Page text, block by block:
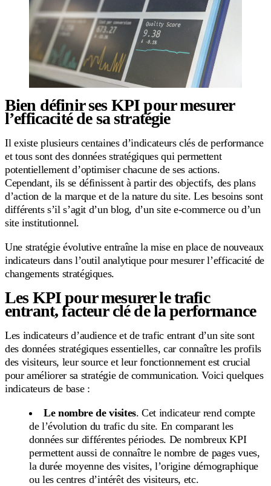
Bien définir ses KPI pour mesurer
l’efficacité de sa stratégie
Il existe plusieurs centaines d’indicateurs clés de performance
et tous sont des données stratégiques qui permettent
potentiellement d’optimiser chacune de ses actions.
Cependant, ils se définissent à partir des objectifs, des plans
d’action de la marque et de la nature du site. Les besoins sont
différents s’il s’agit d’un blog, d’un site e-commerce ou d’un
site institutionnel.
Une stratégie évolutive entraîne la mise en place de nouveaux
indicateurs dans l’outil analytique pour mesurer l’efficacité de
changements stratégiques.
Les KPI pour mesurer le trafic
entrant, facteur clé de la performance
Les indicateurs d’audience et de trafic entrant d’un site sont
des données stratégiques essentielles, car connaître les profils
des visiteurs, leur source et leur fonctionnement est crucial
pour améliorer sa stratégie de communication. Voici quelques
indicateurs de base :
Le nombre de visites. Cet indicateur rend compte
de l’évolution du trafic du site. En comparant les
données sur différentes périodes. De nombreux KPI
permettent aussi de connaître le nombre de pages vues,
la durée moyenne des visites, l’origine démographique
ou les centres d’intérêt des visiteurs, etc.